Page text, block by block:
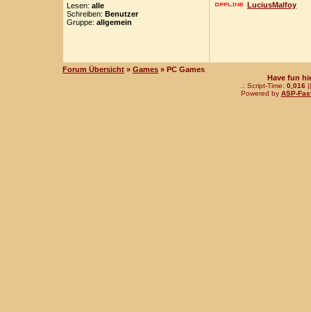
Lesen: alle
Schreiben: Benutzer
Gruppe: allgemein
LuciusMalfoy
Forum Übersicht » Games » PC Games
Have fun
.: Script-Time: 0,016||
Powered by ASP-